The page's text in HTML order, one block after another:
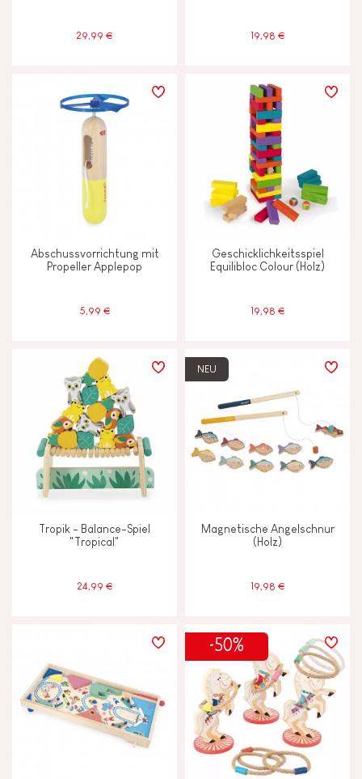
29,99 € 19,98 €
Abschussvorrichtung mit
Propeller Applepop
5,99 €
Geschicklichkeitsspiel
Equilibloc Colour (Holz)
19,98 €
Tropik - Balance-Spiel
"Tropical"
24,99 €
NEU
Magnetische Angelschnur
(Holz)
19,98 €
-50%